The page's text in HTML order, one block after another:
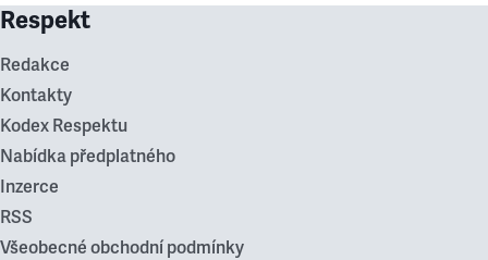
Respekt
Redakce
Kontakty
Kodex Respektu
Nabídka předplatného
Inzerce
RSS
Všeobecné obchodní podmínky